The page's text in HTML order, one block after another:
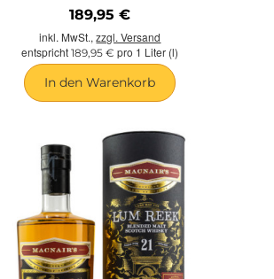
189,95 €
inkl. MwSt.,zzgl. Versand
entspricht189,95 € pro 1 Liter (l)
In den Warenkorb